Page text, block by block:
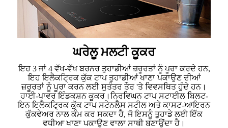
ਘਰੇਲੂ ਮਲਟੀ ਕੂਕਰ
ਇਹ 3 ਜਾਂ 4 ਵੱਖ-ਵੱਖ ਬਰਨਰ ਤੁਹਾਡੀਆਂ ਜ਼ਰੂਰਤਾਂ ਨੂੰ ਪੂਰਾ ਕਰਦੇ ਹਨ,
ਇਹ ਇਲੈਕਟ੍ਰਿਕ ਕੁੱਕ ਟਾਪ ਤੁਹਾਡੀਆਂ ਖਾਣਾ ਪਕਾਉਣ ਦੀਆਂ
ਜ਼ਰੂਰਤਾਂ ਨੂੰ ਪੂਰਾ ਕਰਨ ਲਈ ਸੁਤੰਤਰ ਤੌਰ 'ਤੇ ਵਿਵਸਥਿਤ ਹੁੰਦੇ ਹਨ।
ਹਾਈ-ਪਾਵਰ ਇੰਡਕਸ਼ਨ ਕੂਕਰ।ਨਿਰਵਿਘਨ ਟਾਪ ਸਟਾਈਲ ਬਿਲਟ-
ਇਨ ਇਲੈਕਟ੍ਰਿਕ ਕੁੱਕ ਟਾਪ ਸਟੇਨਲੈਸ ਸਟੀਲ ਅਤੇ ਕਾਸਟ-ਆਇਰਨ
ਕੁੱਕਵੇਅਰ ਨਾਲ ਕੰਮ ਕਰ ਸਕਦਾ ਹੈ, ਜੋ ਇਸਨੂੰ ਤੁਹਾਡੇ ਲਈ ਇੱਕ
ਵਧੀਆ ਖਾਣਾ ਪਕਾਉਣ ਵਾਲਾ ਸਾਥੀ ਬਣਾਉਂਦਾ ਹੈ।